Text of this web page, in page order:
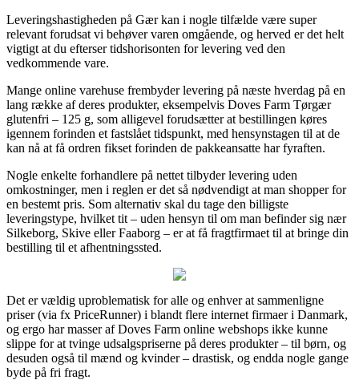
Leveringshastigheden på Gær kan i nogle tilfælde være super
relevant forudsat vi behøver varen omgående, og herved er det helt
vigtigt at du efterser tidshorisonten for levering ved den
vedkommende vare.
Mange online varehuse frembyder levering på næste hverdag på en
lang række af deres produkter, eksempelvis Doves Farm Tørgær
glutenfri – 125 g, som alligevel forudsætter at bestillingen køres
igennem forinden et fastslået tidspunkt, med hensynstagen til at de
kan nå at få ordren fikset forinden de pakkeansatte har fyraften.
Nogle enkelte forhandlere på nettet tilbyder levering uden
omkostninger, men i reglen er det så nødvendigt at man shopper for
en bestemt pris. Som alternativ skal du tage den billigste
leveringstype, hvilket tit – uden hensyn til om man befinder sig nær
Silkeborg, Skive eller Faaborg – er at få fragtfirmaet til at bringe din
bestilling til et afhentningssted.
Det er vældig uproblematisk for alle og enhver at sammenligne
priser (via fx PriceRunner) i blandt flere internet firmaer i Danmark,
og ergo har masser af Doves Farm online webshops ikke kunne
slippe for at tvinge udsalgspriserne på deres produkter – til børn, og
desuden også til mænd og kvinder – drastisk, og endda nogle gange
byde på fri fragt.